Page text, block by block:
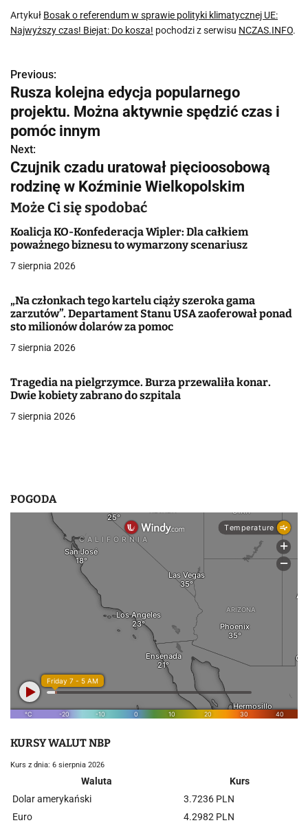
Artykuł Bosak o referendum w sprawie polityki klimatycznej UE:
Najwyższy czas! Biejat: Do kosza! pochodzi z serwisu NCZAS.INFO.
N
a
w
i
g
a
c
j
w
p
s
u
Previous:
Rusza kolejna edycja popularnego
projektu. Można aktywnie spędzić czas i
pomóc innym
Next:
Czujnik czadu uratował pięcioosobową
rodzinę w Koźminie Wielkopolskim
Może Ci się spodobać
Koalicja KO-Konfederacja Wipler: Dla całkiem
poważnego biznesu to wymarzony scenariusz
7 sierpnia 2026
„Na członkach tego kartelu ciąży szeroka gama
zarzutów”. Departament Stanu USA zaoferował ponad
sto milionów dolarów za pomoc
7 sierpnia 2026
Tragedia na pielgrzymce. Burza przewaliła konar.
Dwie kobiety zabrano do szpitala
7 sierpnia 2026
POGODA
KURSY WALUT NBP
Kurs z dnia: 6 sierpnia 2026
Waluta
Kurs
Dolar amerykański
3.7236 PLN
Euro
4.2982 PLN